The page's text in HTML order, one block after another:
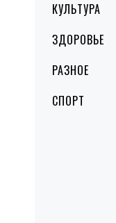
КУЛЬТУРА
ЗДОРОВЬЕ
РАЗНОЕ
СПОРТ